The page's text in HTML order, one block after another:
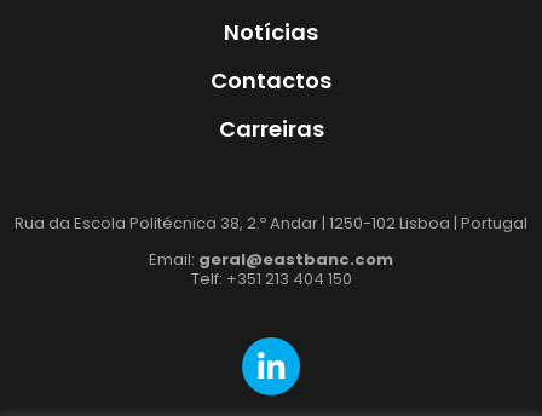
Notícias
Contactos
Carreiras
Rua da Escola Politécnica 38, 2.º Andar | 1250-102 Lisboa | Portugal
Email: geral@eastbanc.com
Telf: +351 213 404 150